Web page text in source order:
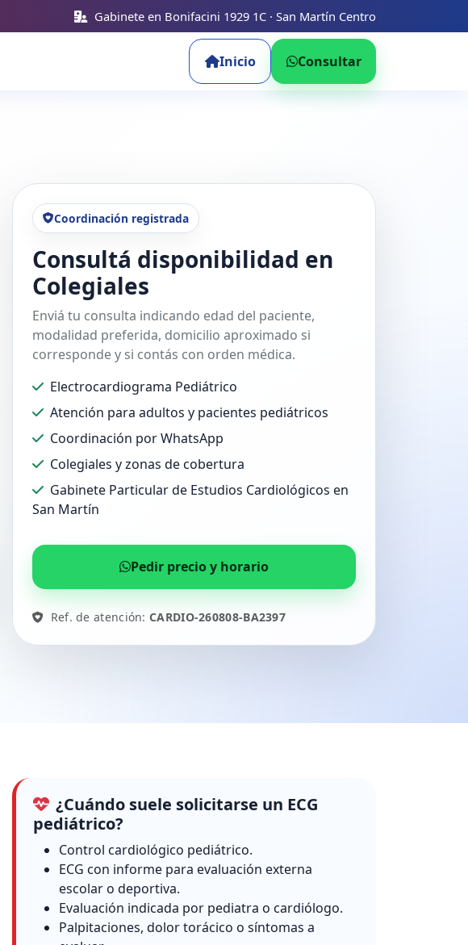
Gabinete en Bonifacini 1929 1C · San Martín Centro
Inicio Consultar
Coordinación registrada
Consultá disponibilidad en
Colegiales
Enviá tu consulta indicando edad del paciente,
modalidad preferida, domicilio aproximado si
corresponde y si contás con orden médica.
Electrocardiograma Pediátrico
Atención para adultos y pacientes pediátricos
Coordinación por WhatsApp
Colegiales y zonas de cobertura
Gabinete Particular de Estudios Cardiológicos en
San Martín
Pedir precio y horario
Ref. de atención:CARDIO-260808-BA2397
¿Cuándo suele solicitarse un ECG
pediátrico?
Control cardiológico pediátrico.
ECG con informe para evaluación externa
escolar o deportiva.
Evaluación indicada por pediatra o cardiólogo.
Palpitaciones, dolor torácico o síntomas a